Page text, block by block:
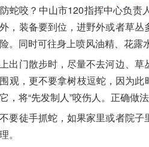
蛇咬？中山市120指挥中心负责
，装备要到位，进野外或者草
。同时可往身上喷风油精、花露
出门散步时，尽量不去河边、
观，更不要拿树枝逗蛇，因为此
，将“先发制人”咬伤人。正确做
要徒手抓蛇，如果家里或者院
。